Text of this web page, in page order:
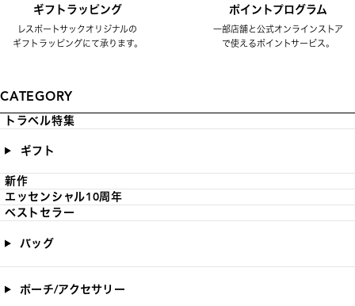
ギフトラッピング
レスポートサックオリジナルの
ギフトラッピングにて承ります。
ポイントプログラム
一部店舗と公式オンラインストア
で使えるポイントサービス。
CATEGORY
トラベル特集
ギフト
新作
エッセンシャル10周年
ベストセラー
バッグ
ポーチ/アクセサリー